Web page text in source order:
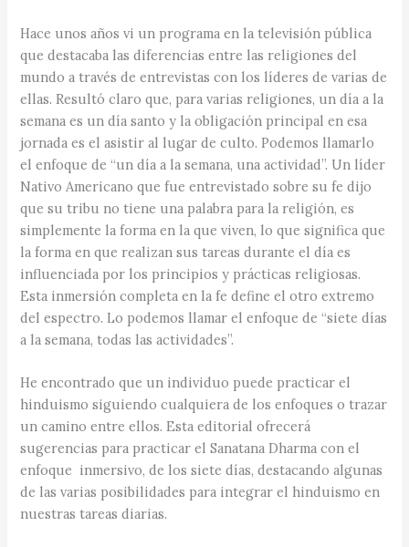
Hace unos años vi un programa en la televisión pública
que destacaba las diferencias entre las religiones del
mundo a través de entrevistas con los líderes de varias de
ellas. Resultó claro que, para varias religiones, un día a la
semana es un día santo y la obligación principal en esa
jornada es el asistir al lugar de culto. Podemos llamarlo
el enfoque de “un día a la semana, una actividad”. Un líder
Nativo Americano que fue entrevistado sobre su fe dijo
que su tribu no tiene una palabra para la religión, es
simplemente la forma en la que viven, lo que significa que
la forma en que realizan sus tareas durante el día es
influenciada por los principios y prácticas religiosas.
Esta inmersión completa en la fe define el otro extremo
del espectro. Lo podemos llamar el enfoque de “siete días
a la semana, todas las actividades”.
He encontrado que un individuo puede practicar el
hinduismo siguiendo cualquiera de los enfoques o trazar
un camino entre ellos. Esta editorial ofrecerá
sugerencias para practicar el Sanatana Dharma con el
enfoque inmersivo, de los siete días, destacando algunas
de las varias posibilidades para integrar el hinduismo en
nuestras tareas diarias.